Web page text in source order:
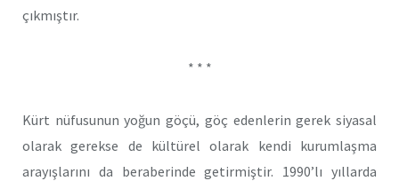
çıkmıştır.
* * *
Kürt nüfusunun yoğun göçü, göç edenlerin gerek siyasal
olarak gerekse de kültürel olarak kendi kurumlaşma
arayışlarını da beraberinde getirmiştir. 1990’lı yıllarda